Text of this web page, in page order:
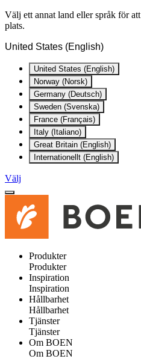
Välj ett annat land eller språk för
plats.
United States (English)
United States (English)
Norway (Norsk)
Germany (Deutsch)
Sweden (Svenska)
France (Français)
Italy (Italiano)
Great Britain (English)
Internationellt (English)
Välj
Produkter
Produkter
Inspiration
Inspiration
Hållbarhet
Hållbarhet
Tjänster
Tjänster
Om BOEN
Om BOEN